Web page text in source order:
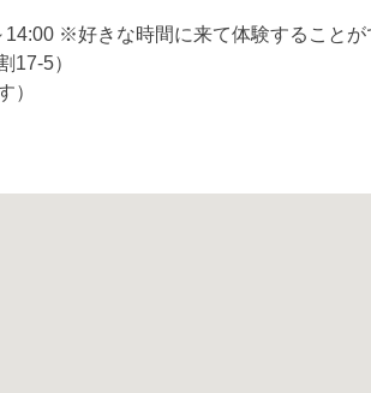
※好きな時間に来て体験することが
17-5）
）